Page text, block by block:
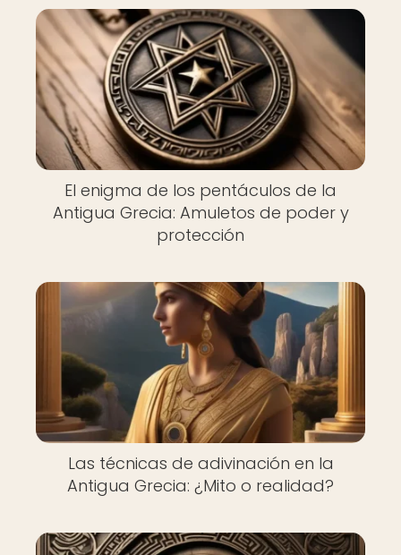
El enigma de los pentáculos de la
Antigua Grecia: Amuletos de poder y
protección
Las técnicas de adivinación en la
Antigua Grecia: ¿Mito o realidad?